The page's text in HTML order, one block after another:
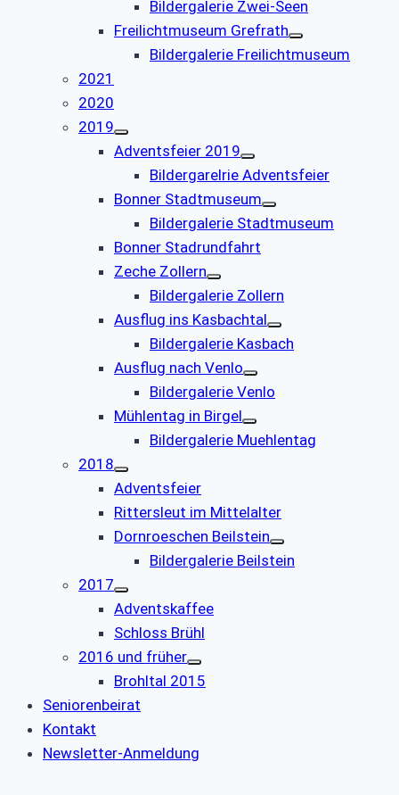
Bildergalerie Zwei-Seen
Freilichtmuseum Grefrath
Bildergalerie Freilichtmuseum
2021
2020
2019
Adventsfeier 2019
Bildergarelrie Adventsfeier
Bonner Stadtmuseum
Bildergalerie Stadtmuseum
Bonner Stadrundfahrt
Zeche Zollern
Bildergalerie Zollern
Ausflug ins Kasbachtal
Bildergalerie Kasbach
Ausflug nach Venlo
Bildergalerie Venlo
Mühlentag in Birgel
Bildergalerie Muehlentag
2018
Adventsfeier
Rittersleut im Mittelalter
Dornroeschen Beilstein
Bildergalerie Beilstein
2017
Adventskaffee
Schloss Brühl
2016 und früher
Brohltal 2015
Seniorenbeirat
Kontakt
Newsletter-Anmeldung